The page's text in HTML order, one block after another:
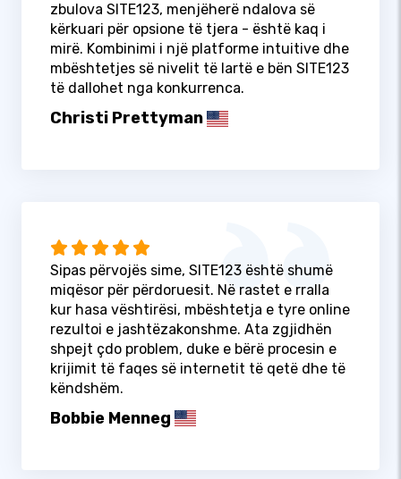
zbulova SITE123, menjëherë ndalova së
kërkuari për opsione të tjera - është kaq i
mirë. Kombinimi i një platforme intuitive dhe
mbështetjes së nivelit të lartë e bën SITE123
të dallohet nga konkurrenca.
Christi Prettyman
Sipas përvojës sime, SITE123 është shumë
miqësor për përdoruesit. Në rastet e rralla
kur hasa vështirësi, mbështetja e tyre online
rezultoi e jashtëzakonshme. Ata zgjidhën
shpejt çdo problem, duke e bërë procesin e
krijimit të faqes së internetit të qetë dhe të
këndshëm.
Bobbie Menneg